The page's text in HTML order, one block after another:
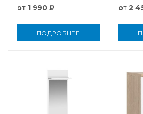
от 1 990 ₽
ПОДРОБНЕЕ
от 2